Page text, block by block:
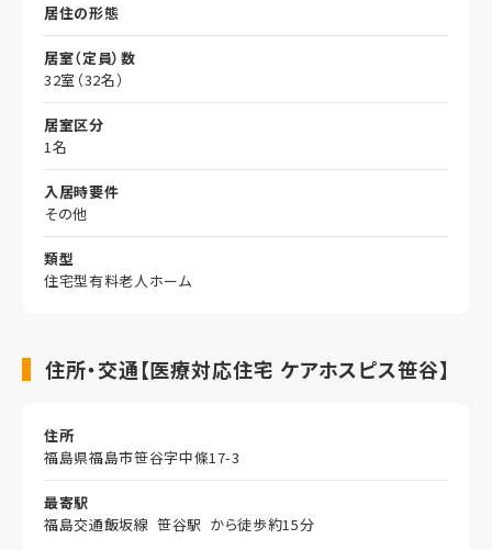
居住の形態
居室（定員）数
32室（32名）
居室区分
1名
入居時要件
その他
類型
住宅型有料老人ホーム
住所・交通【医療対応住宅 ケアホスピス笹谷】
住所
福島県福島市笹谷字中條17-3
最寄駅
福島交通飯坂線 笹谷駅 から徒歩約15分